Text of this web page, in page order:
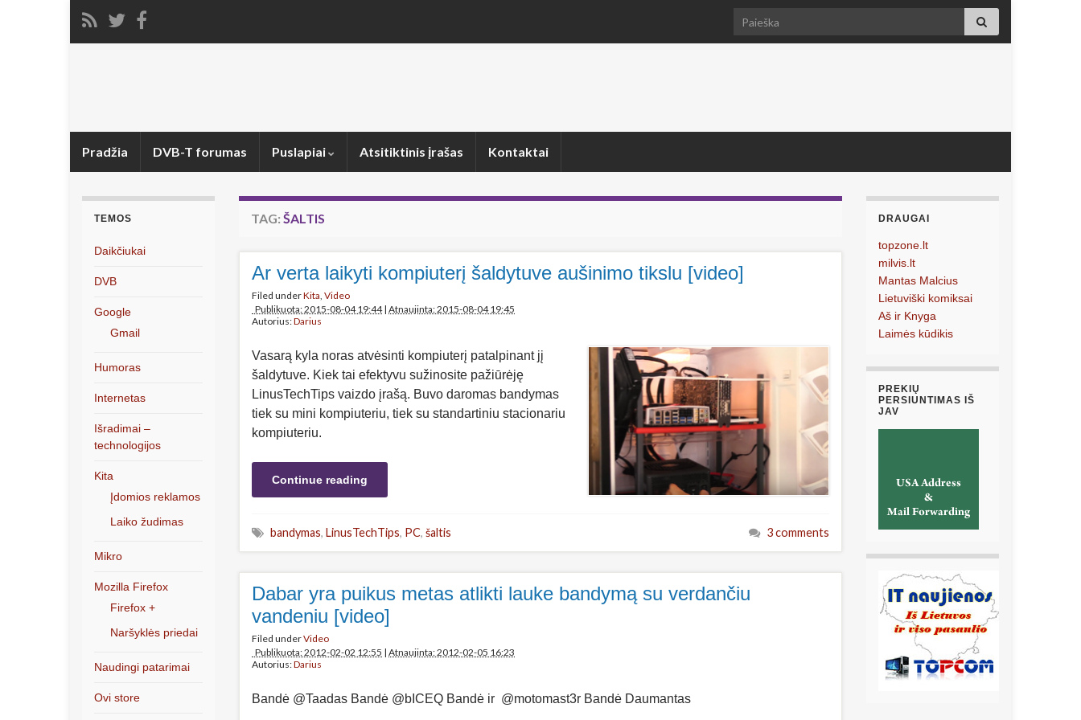
Search for:
Pradžia DVB-T forumas Puslapiai Atsitiktinis įrašas Kontaktai
TAG: ŠALTIS
Ar verta laikyti kompiuterį šaldytuve aušinimo tikslu [video]
Filed underKita, Video
Publikuota: 2015-08-04 19:44| Atnaujinta: 2015-08-04 19:45
Autorius:Darius
Vasarą kyla noras atvėsinti kompiuterį patalpinant jį
šaldytuve. Kiek tai efektyvu sužinosite pažiūrėję
LinusTechTips vaizdo įrašą. Buvo daromas bandymas
tiek su mini kompiuteriu, tiek su standartiniu stacionariu
kompiuteriu.
Continue reading
bandymas, LinusTechTips, PC, šaltis 3 comments
Dabar yra puikus metas atlikti lauke bandymą su verdančiu
vandeniu [video]
Filed underVideo
Publikuota: 2012-02-02 12:55 | Atnaujinta: 2012-02-05 16:23
Autorius:Darius
Bandė @Taadas Bandė @bICEQ Bandė ir @motomast3r Bandė Daumantas
TEMOS
Daikčiukai
DVB
Google
Gmail
Humoras
Internetas
Išradimai –
technologijos
Kita
Įdomios reklamos
Laiko žudimas
Mikro
Mozilla Firefox
Firefox +
Naršyklės priedai
Naudingi patarimai
Ovi store
DRAUGAI
topzone.lt
milvis.lt
Mantas Malcius
Lietuviški komiksai
Aš ir Knyga
Laimės kūdikis
PREKIŲ
PERSIUNTIMAS IŠ
JAV